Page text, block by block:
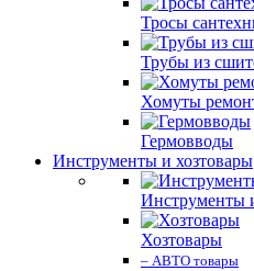
Тросы
Трубы из
Хомуты
Гермовводы
Инструменты и хозтовары
Инструменты
Хозтовары
– АВТО товары